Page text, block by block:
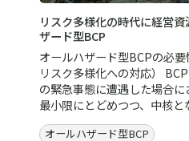
リスク多様化の時代に経営
ザード型BCP
オールハザード型BCPの必
リスク多様化への対応）
の緊急事態に遭遇した場合
最小限にとどめつつ、中核
オールハザード型BCP